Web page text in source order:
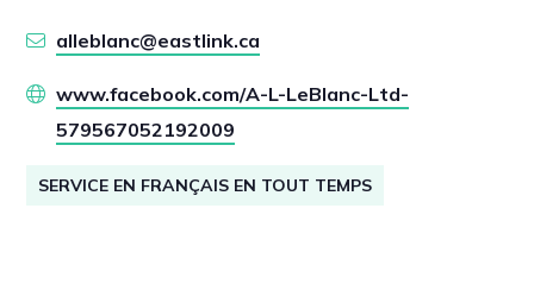
alleblanc@eastlink.ca
www.facebook.com/A-L-LeBlanc-Ltd-
579567052192009
SERVICE EN FRANÇAIS EN TOUT TEMPS